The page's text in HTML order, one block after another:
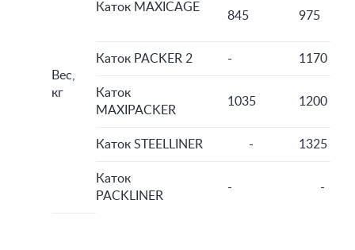
Вес,
кг
Каток MAXICAGE
845 975
Каток PACKER 2 - 1170
Каток
MAXIPACKER
1035 1200
Каток STEELLINER - 1325
Каток
PACKLINER
- -